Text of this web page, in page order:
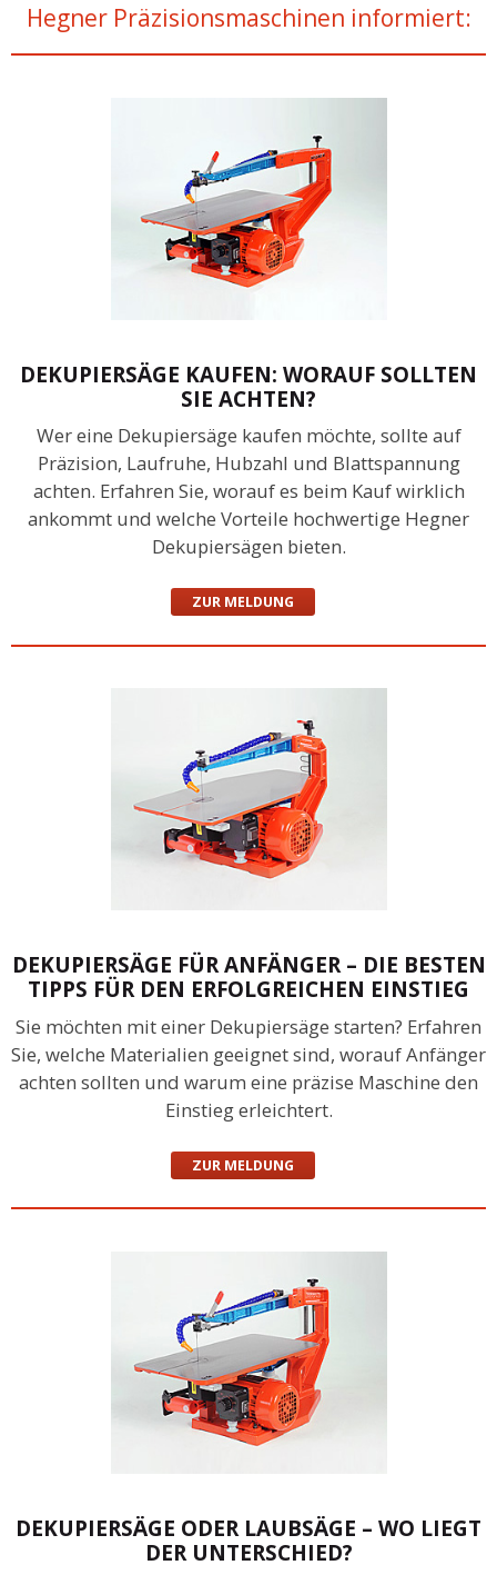
Hegner Präzisionsmaschinen informiert:
DEKUPIERSÄGE KAUFEN: WORAUF SOLLTEN
SIE ACHTEN?
Wer eine Dekupiersäge kaufen möchte, sollte auf
Präzision, Laufruhe, Hubzahl und Blattspannung
achten. Erfahren Sie, worauf es beim Kauf wirklich
ankommt und welche Vorteile hochwertige Hegner
Dekupiersägen bieten.
ZUR MELDUNG
DEKUPIERSÄGE FÜR ANFÄNGER – DIE BESTEN
TIPPS FÜR DEN ERFOLGREICHEN EINSTIEG
Sie möchten mit einer Dekupiersäge starten? Erfahren
Sie, welche Materialien geeignet sind, worauf Anfänger
achten sollten und warum eine präzise Maschine den
Einstieg erleichtert.
ZUR MELDUNG
DEKUPIERSÄGE ODER LAUBSÄGE – WO LIEGT
DER UNTERSCHIED?